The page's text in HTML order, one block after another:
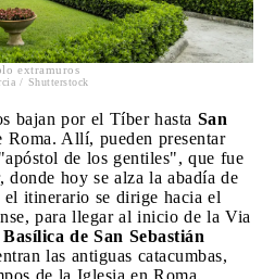
extramuros
/ Shutterstock
bajan por el Tíber hasta San
Roma. Allí, pueden presentar
de los gentiles", que fue
donde hoy se alza la abadía de
itinerario se dirige hacia el
para llegar al inicio de la Via
Basílica de San Sebastián
las antiguas catacumbas,
de la Iglesia en Roma.